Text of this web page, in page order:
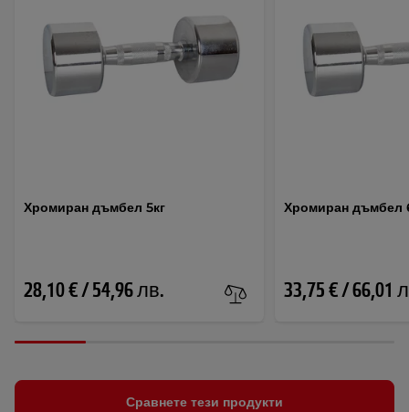
Хромиран дъмбел 5кг
28,10 € / 54,96 лв.
Хромиран дъмбел
33,75 € / 66,01
Сравнете тези продукти